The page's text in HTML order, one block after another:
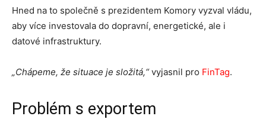
Hned na to společně s prezidentem Komory vyzval vládu,
aby více investovala do dopravní, energetické, ale i
datové infrastruktury.
„Chápeme, že situace je složitá,“vyjasnil pro FinTag.
Problém s exportem